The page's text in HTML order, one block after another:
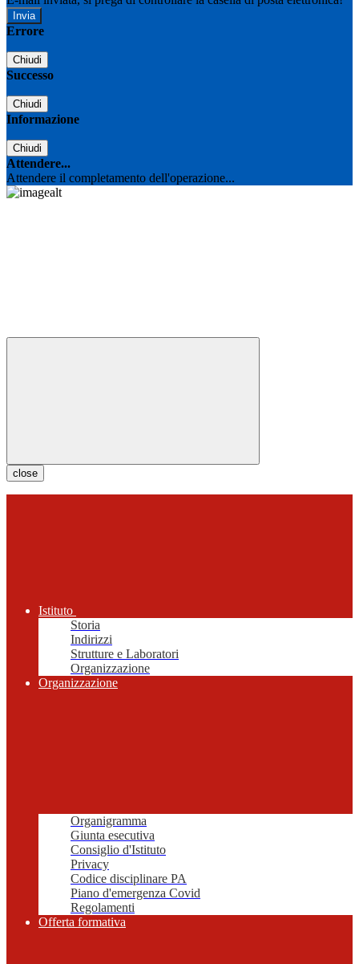
Errore
Chiudi
Successo
Chiudi
Informazione
Chiudi
Attendere...
Attendere il completamento dell'operazione...
close
Istituto
Storia
Indirizzi
Strutture e Laboratori
Organizzazione
Organizzazione
Organigramma
Giunta esecutiva
Consiglio d'Istituto
Privacy
Codice disciplinare PA
Piano d'emergenza Covid
Regolamenti
Offerta formativa